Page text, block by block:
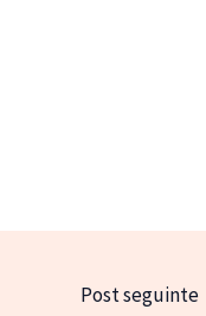
Post seguinte